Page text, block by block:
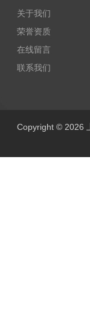
关于我们
荣誉资质
在线留言
联系我们
Copyright © 2026